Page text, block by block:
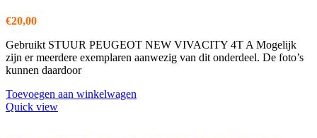
€20,00
Gebruikt STUUR PEUGEOT NEW VIVACITY 4T A Mogelijk
zijn er meerdere exemplaren aanwezig van dit onderdeel. De foto’s
kunnen daardoor
Toevoegen aan winkelwagen
Quick view